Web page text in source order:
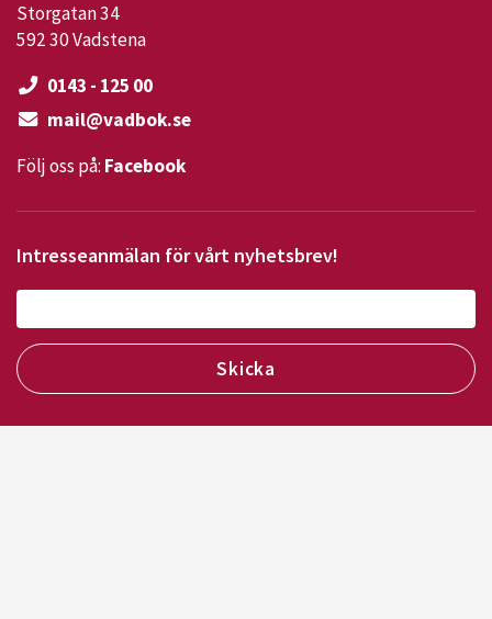
Storgatan 34
592 30 Vadstena
0143 - 125 00
mail@vadbok.se
Följ oss på: Facebook
Intresseanmälan för vårt nyhetsbrev!